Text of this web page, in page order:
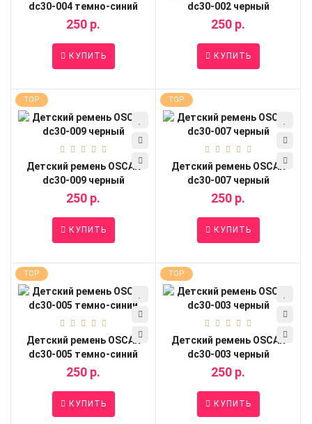
dc30-004 темно-синий
250 р.
КУПИТЬ
dc30-002 черный
250 р.
КУПИТЬ
TOP
Детский ремень OSCAR
dc30-009 черный
250 р.
КУПИТЬ
TOP
Детский ремень OSCAR
dc30-007 черный
250 р.
КУПИТЬ
TOP
Детский ремень OSCAR
dc30-005 темно-синий
250 р.
КУПИТЬ
TOP
Детский ремень OSCAR
dc30-003 черный
250 р.
КУПИТЬ